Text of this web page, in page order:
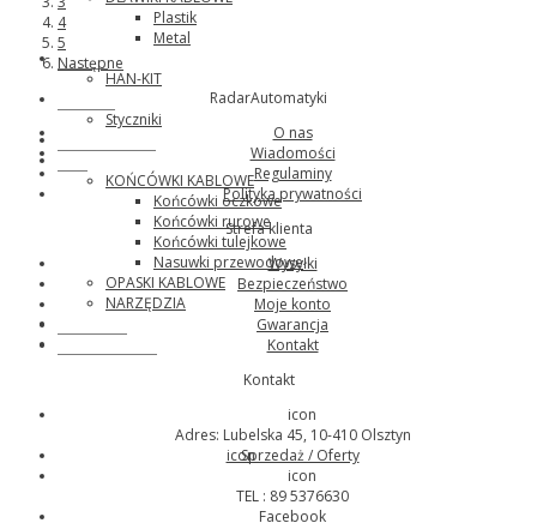
Plastik
Metal
Harting
HAN-KIT
Styczniki
KOŃCÓWKI KABLOWE
Końcówki oczkowe
Końcówki rurowe
Końcówki tulejkowe
Nasuwki przewodowe
OPASKI KABLOWE
NARZĘDZIA
4
5
Następne
RadarAutomatyki
O nas
Wiadomości
Regulaminy
Polityka prywatności
Strefa klienta
Wysyłki
Bezpieczeństwo
Moje konto
Gwarancja
Kontakt
Kontakt
icon
Adres: Lubelska 45, 10-410 Olsztyn
iconSprzedaż / Oferty
icon
TEL : 89 5376630
Facebook